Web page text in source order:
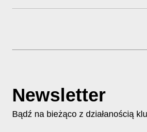
Newsletter
Bądź na bieżąco z działanością